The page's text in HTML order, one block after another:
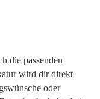
die passenden
wird dir direkt
oder